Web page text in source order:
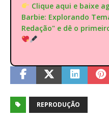
Clique aqui e baixe
Barbie: Explorando
Redação" e dê o
REPRODUÇÃO